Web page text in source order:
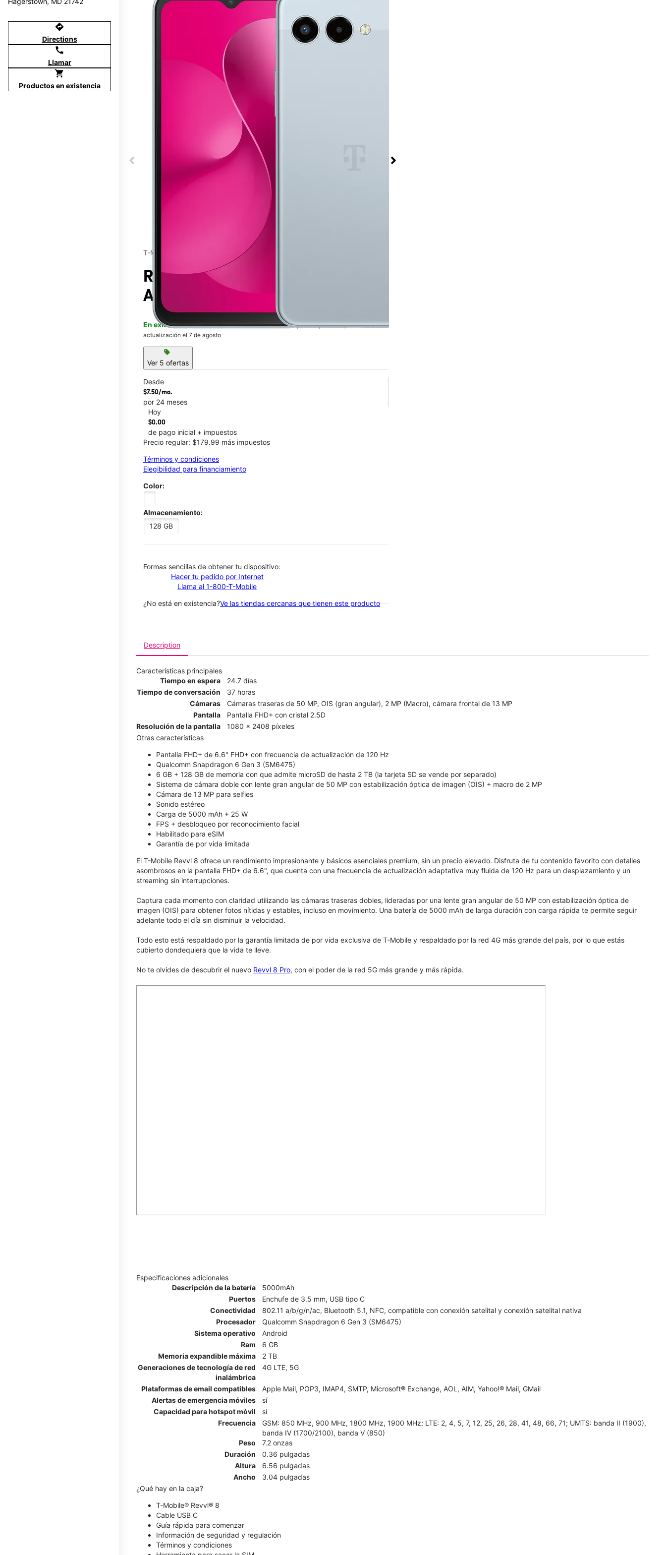
directions
Directions
call
Llamar
shopping_cart
Productos en existencia
This carousel contains a column of small thumbnails. Selecting a thumbnail will change the main image in the carousel that follows. Use the Previous and Next
T-Mobile®
Revvl® 8en T-Mobile
Avenue
En existencia Este artículo está confirmado como disponible para comprar. Última
actualización el 7 de agosto
sell
Ver 5 ofertas
Desde
$7.50/mo.
por 24 meses
Hoy
$0.00
de pago inicial + impuestos
Precio regular: $179.99 más impuestos
Términos y condiciones
Elegibilidad para financiamiento
Color:
Almacenamiento:
128 GB
​​​​​​​Formas sencillas de obtener tu dispositivo:
Hacer tu pedido por Internet
Llama al 1-800-T-Mobile
¿No está en existencia?Ve las tiendas cercanas que tienen este producto
Description
Características principales
Tiempo en espera
24.7 días
Tiempo de conversación
37 horas
Cámaras
Cámaras traseras de 50 MP, OIS (gran angular), 2 MP (Macro), cámara frontal de 13 MP
Pantalla
Pantalla FHD+ con cristal 2.5D
Resolución de la pantalla
1080 x 2408 píxeles
Otras características
Pantalla FHD+ de 6.6" FHD+ con frecuencia de actualización de 120 Hz
Qualcomm Snapdragon 6 Gen 3 (SM6475)
6 GB + 128 GB de memoria con que admite microSD de hasta 2 TB (la tarjeta SD se vende por separado)
Sistema de cámara doble con lente gran angular de 50 MP con estabilización óptica de imagen (OIS) + macro de 2 MP
Cámara de 13 MP para selfies
Sonido estéreo
Carga de 5000 mAh + 25 W
FPS + desbloqueo por reconocimiento facial
Habilitado para eSIM
Garantía de por vida limitada
El T-Mobile Revvl 8 ofrece un rendimiento impresionante y básicos esenciales premium, sin un precio elevado. Disfruta de tu contenido favorito con detalles
asombrosos en la pantalla FHD+ de 6.6", que cuenta con una frecuencia de actualización adaptativa muy fluida de 120 Hz para un desplazamiento y un
streaming sin interrupciones.
Captura cada momento con claridad utilizando las cámaras traseras dobles, lideradas por una lente gran angular de 50 MP con estabilización óptica de
imagen (OIS) para obtener fotos nítidas y estables, incluso en movimiento. Una batería de 5000 mAh de larga duración con carga rápida te permite seguir
adelante todo el día sin disminuir la velocidad.
Todo esto está respaldado por la garantía limitada de por vida exclusiva de T-Mobile y respaldado por la red 4G más grande del país, por lo que estás
cubierto dondequiera que la vida te lleve.
No te olvides de descubrir el nuevo Revvl 8 Pro, con el poder de la red 5G más grande y más rápida.
Especificaciones adicionales
Descripción de la batería
5000mAh
Puertos
Enchufe de 3.5 mm, USB tipo C
Conectividad
802.11 a/b/g/n/ac, Bluetooth 5.1, NFC, compatible con conexión satelital y conexión satelital nativa
Procesador
Qualcomm Snapdragon 6 Gen 3 (SM6475)
Sistema operativo
Android
Ram
6 GB
Memoria expandible máxima
2 TB
Generaciones de tecnología de red
inalámbrica
4G LTE, 5G
Plataformas de email compatibles
Apple Mail, POP3, IMAP4, SMTP, Microsoft® Exchange, AOL, AIM, Yahoo!® Mail, GMail
Alertas de emergencia móviles
sí
Capacidad para hotspot móvil
sí
Frecuencia
GSM: 850 MHz, 900 MHz, 1800 MHz, 1900 MHz; LTE: 2, 4, 5, 7, 12, 25, 26, 28, 41, 48, 66, 71; UMTS: banda II (1900),
banda IV (1700/2100), banda V (850)
Peso
7.2 onzas
Duración
0.36 pulgadas
Altura
6.56 pulgadas
Ancho
3.04 pulgadas
¿Qué hay en la caja?
T-Mobile® Revvl® 8
Cable USB C
Guía rápida para comenzar
Información de seguridad y regulación
Términos y condiciones